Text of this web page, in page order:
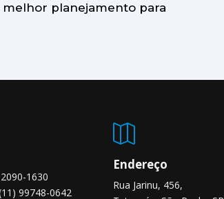
melhor planejamento para
1630
99748-0642

Endereço
Rua Jarinu, 456,